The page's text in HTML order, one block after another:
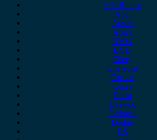
Alfa Romeo
Audi
Austin
Acura
BMW
BYD
Chery
Chevrolet
Citroen
Cupra
Dacia
Daewoo
Daihatsu
Dodge
DS